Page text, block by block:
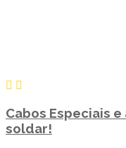
Cabos Especiais
soldar!